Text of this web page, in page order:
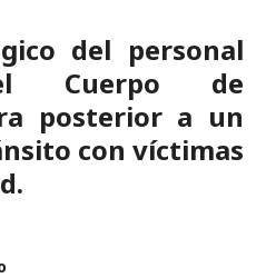
del personal
Cuerpo de
posterior a un
con víctimas